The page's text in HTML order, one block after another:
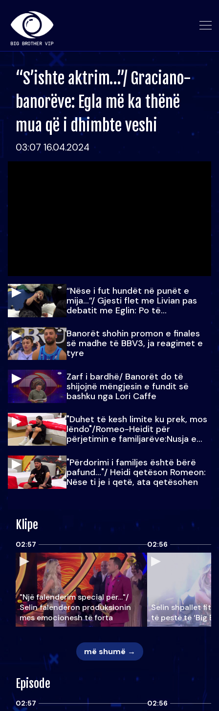
“S’ishte aktrim…”/ Graciano-
banorëve: Egla më ka thënë
mua që i dhimbte veshi
03:07 16.04.2024
“Nëse i fut hundët në punët e
mija…”/ Gjesti flet me Livian pas
debatit me Eglin: Po të
Banorët shohin promon e finales
së madhe të BBV3, ja reagimet e
tyre
Zarf i bardhë/ Banorët do të
shijojnë mëngjesin e fundit së
bashku nga Lori Caffe
"Duhet të kesh limite ku prek, mos
lëndo"/Romeo-Heidit për
përjetimin e familjarëve:Nusja e
"Përdorimi i familjes është bërë
pafund…"/ Heidi qetëson Romeon:
Nëse ti je i qetë, ata qetësohen
Klipe
02:57
"Një falenderim special për…"/
Selin falënderon produksionin
mes emocionesh të forta
02:56
Selin shpallet
të pestë të ‘Big
më shumë →
Episode
02:57 02:56